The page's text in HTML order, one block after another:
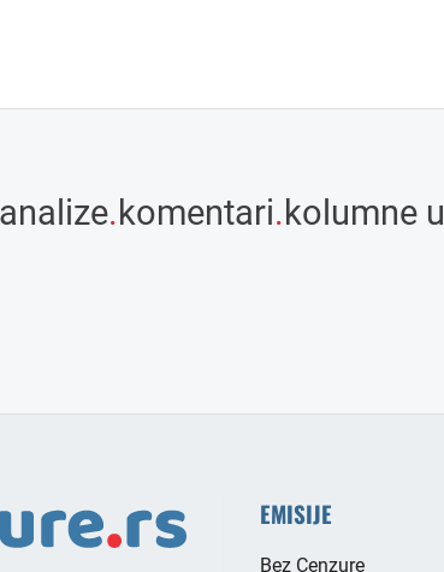
analize.komentari.kolumne u
EMISIJE
Bez Cenzure